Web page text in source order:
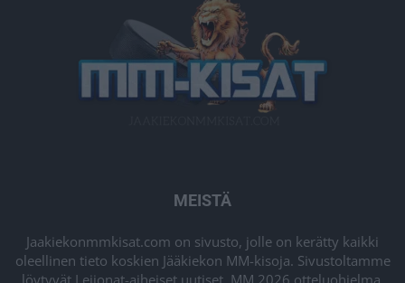
MEISTÄ
Jaakiekonmmkisat.com on sivusto, jolle on kerätty kaikki
oleellinen tieto koskien Jääkiekon MM-kisoja. Sivustoltamme
löytyvät Leijonat-aiheiset uutiset, MM 2026 otteluohjelma,